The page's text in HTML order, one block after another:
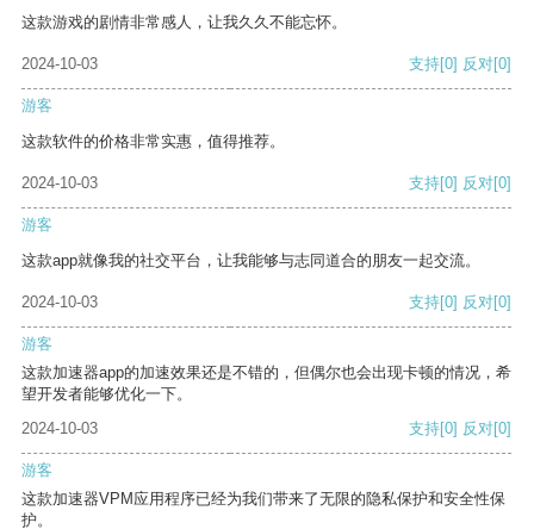
这款游戏的剧情非常感人，让我久久不能忘怀。
2024-10-03 支持[0] 反对[0]
游客
这款软件的价格非常实惠，值得推荐。
2024-10-03 支持[0] 反对[0]
游客
这款app就像我的社交平台，让我能够与志同道合的朋友一起交流。
2024-10-03 支持[0] 反对[0]
游客
这款加速器app的加速效果还是不错的，但偶尔也会出现卡顿的情况，希
望开发者能够优化一下。
2024-10-03
支持[0] 反对[0]
游客
这款加速器VPM应用程序已经为我们带来了无限的隐私保护和安全性保
护。